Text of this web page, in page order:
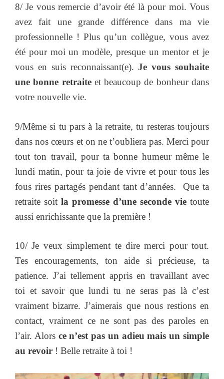
8/ Je vous remercie d’avoir été là pour moi. Vous
avez fait une grande différence dans ma vie
professionnelle ! Plus qu’un collègue, vous avez
été pour moi un modèle, presque un mentor et je
vous en suis reconnaissant(e).Je vous souhaite
une bonne retraite et beaucoup de bonheur dans
votre nouvelle vie.
9/Même si tu pars à la retraite, tu resteras toujours
dans nos cœurs et on ne t’oubliera pas. Merci pour
tout ton travail, pour ta bonne humeur même le
lundi matin, pour ta joie de vivre et pour tous les
fous rires partagés pendant tant d’années. Que ta
retraite soit la promesse d’une seconde vie toute
aussi enrichissante que la première !
10/ Je veux simplement te dire merci pour tout.
Tes encouragements, ton aide si précieuse, ta
patience. J’ai tellement appris en travaillant avec
toi et savoir que lundi tu ne seras pas là c’est
vraiment bizarre. J’aimerais que nous restions en
contact, vraiment ce ne sont pas des paroles en
l’air. Alors ce n’est pas un adieu mais un simple
au revoir ! Belle retraite à toi !